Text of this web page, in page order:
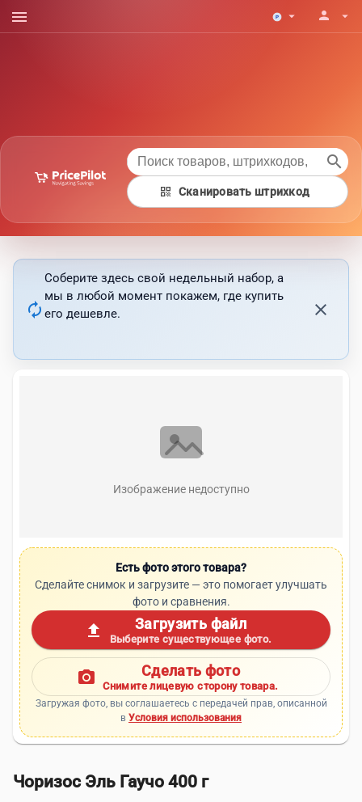
menu arrow_drop_down person arrow_drop_down
search
qr_code Сканировать штрихкод
autorenew
Соберите здесь свой недельный набор, а
мы в любой момент покажем, где купить
его дешевле.
close
Изображение недоступно
Есть фото этого товара?
Сделайте снимок и загрузите — это помогает улучшать
фото и сравнения.
upload Загрузить файл
Выберите существующее фото.
photo_camera Сделать фото
Снимите лицевую сторону товара.
Загружая фото, вы соглашаетесь с передачей прав, описанной
в Условия использования
Чоризос Эль Гаучо 400 г